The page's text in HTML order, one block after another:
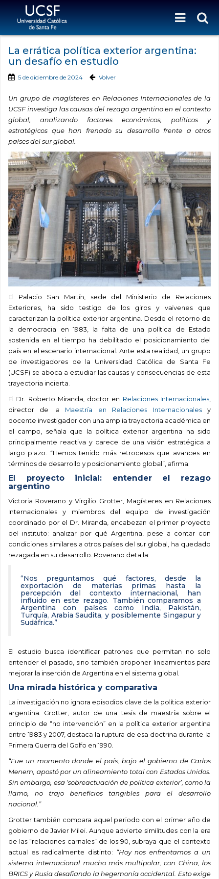
La errática política exterior argentina:
un desafío en estudio
5 de diciembre de 2024 Volver
Un grupo de magísteres en Relaciones Internacionales de la
UCSF investiga las causas del rezago argentino en el contexto
global, analizando factores económicos, políticos y
estratégicos que han frenado su desarrollo frente a otros
países del sur global.
El Palacio San Martín, sede del Ministerio de Relaciones
Exteriores, ha sido testigo de los giros y vaivenes que
caracterizan la política exterior argentina. Desde el retorno de
la democracia en 1983, la falta de una política de Estado
sostenida en el tiempo ha debilitado el posicionamiento del
país en el escenario internacional. Ante esta realidad, un grupo
de investigadores de la Universidad Católica de Santa Fe
(UCSF) se aboca a estudiar las causas y consecuencias de esta
trayectoria incierta.
El Dr. Roberto Miranda, doctor en Relaciones Internacionales
director de la Maestría en Relaciones Internacionalesy
docente investigador con una amplia trayectoria académica en
el campo, señala que la política exterior argentina ha sido
principalmente reactiva y carece de una visión estratégica a
largo plazo. “Hemos tenido más retrocesos que avances en
términos de desarrollo y posicionamiento global”, afirma.
El proyecto inicial: entender el rezago
argentino
Victoria Roverano y Virgilio Grotter, Magísteres en Relaciones
Internacionales y miembros del equipo de investigación
coordinado por el Dr. Miranda, encabezan el primer proyecto
del instituto: analizar por qué Argentina, pese a contar con
condiciones similares a otros países del sur global, ha quedado
rezagada en su desarrollo. Roverano detalla:
“Nos preguntamos qué factores, desde la
exportación de materias primas hasta la
percepción del contexto internacional, han
influido en este rezago. También comparamos a
Argentina con países como India, Pakistán,
Turquía, Arabia Saudita, y posiblemente Singapur y
Sudáfrica.”
El estudio busca identificar patrones que permitan no solo
entender el pasado, sino también proponer lineamientos para
mejorar la inserción de Argentina en el sistema global.
Una mirada histórica y comparativa
La investigación no ignora episodios clave de la política exterior
argentina. Grotter, autor de una tesis de maestría sobre el
principio de “no intervención” en la política exterior argentina
entre 1983 y 2007, destaca la ruptura de esa doctrina durante la
Primera Guerra del Golfo en 1990.
“Fue un momento donde el país, bajo el gobierno de Carlos
Menem, apostó por un alineamiento total con Estados Unidos.
Sin embargo, esa ‘sobreactuación de política exterior’, como la
llamo, no trajo beneficios tangibles para el desarrollo
nacional.”
Grotter también compara aquel periodo con el primer año de
gobierno de Javier Milei. Aunque advierte similitudes con la era
de las “relaciones carnales” de los 90, subraya que el contexto
actual es radicalmente distinto: “Hoy nos enfrentamos a un
sistema internacional mucho más multipolar, con China, los
BRICS y Rusia desafiando la hegemonía occidental. Esto exige